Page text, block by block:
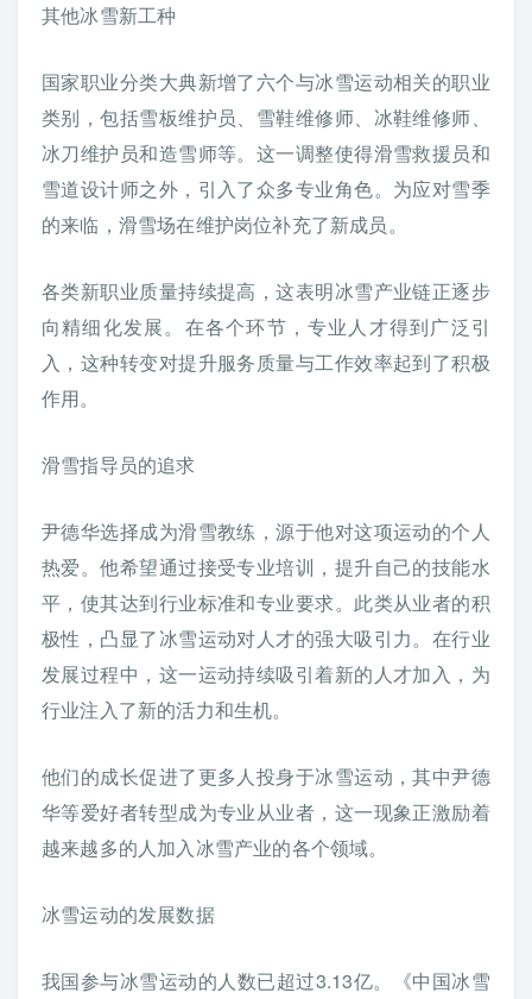
其他冰雪新工种
国家职业分类大典新增了六个与冰雪运动相关的职业
类别，包括雪板维护员、雪鞋维修师、冰鞋维修师、
冰刀维护员和造雪师等。这一调整使得滑雪救援员和
雪道设计师之外，引入了众多专业角色。为应对雪季
的来临，滑雪场在维护岗位补充了新成员。
各类新职业质量持续提高，这表明冰雪产业链正逐步
向精细化发展。在各个环节，专业人才得到广泛引
入，这种转变对提升服务质量与工作效率起到了积极
作用。
滑雪指导员的追求
尹德华选择成为滑雪教练，源于他对这项运动的个人
热爱。他希望通过接受专业培训，提升自己的技能水
平，使其达到行业标准和专业要求。此类从业者的积
极性，凸显了冰雪运动对人才的强大吸引力。在行业
发展过程中，这一运动持续吸引着新的人才加入，为
行业注入了新的活力和生机。
他们的成长促进了更多人投身于冰雪运动，其中尹德
华等爱好者转型成为专业从业者，这一现象正激励着
越来越多的人加入冰雪产业的各个领域。
冰雪运动的发展数据
我国参与冰雪运动的人数已超过3.13亿。《中国冰雪